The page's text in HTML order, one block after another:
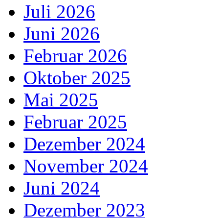
Juli 2026
Juni 2026
Februar 2026
Oktober 2025
Mai 2025
Februar 2025
Dezember 2024
November 2024
Juni 2024
Dezember 2023